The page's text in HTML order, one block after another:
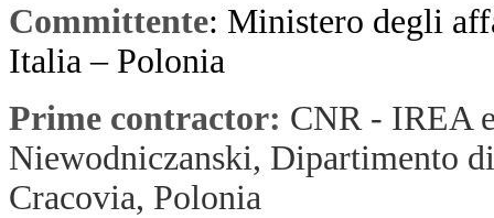
Committente: Ministero degli
Italia – Polonia
Prime contractor: CNR - IREA
Niewodniczanski, Dipartimento
Cracovia, Polonia